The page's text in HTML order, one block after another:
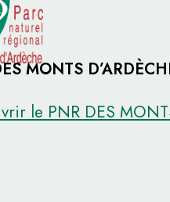
MONTS
le PNR DES